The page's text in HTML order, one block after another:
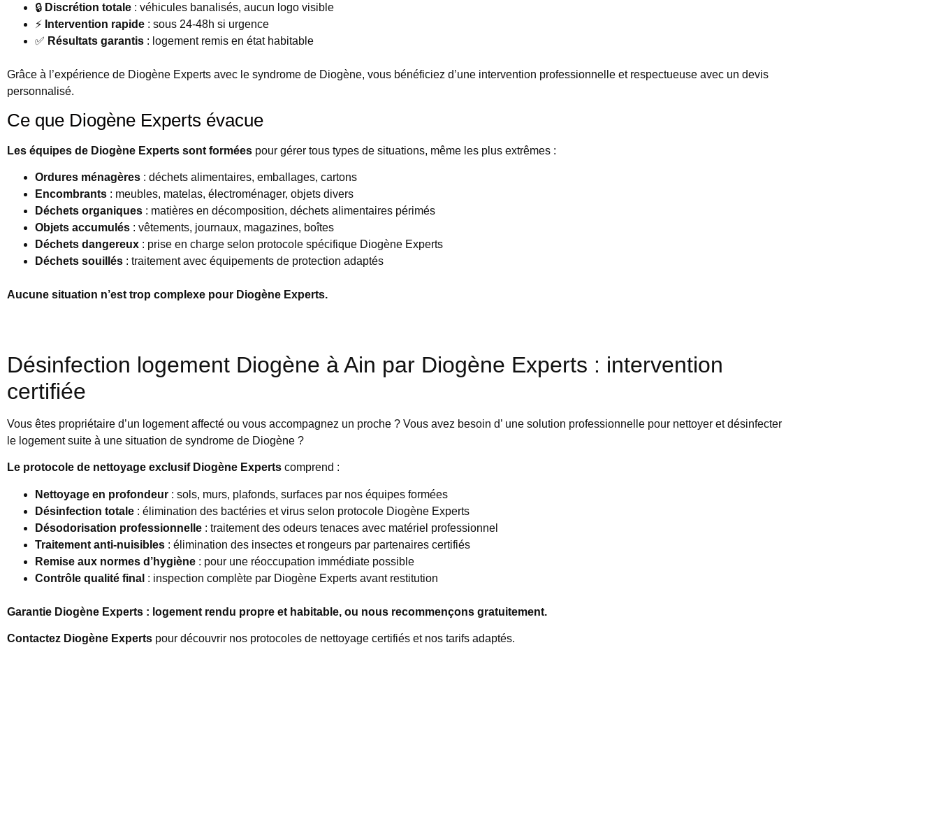
🔒 Discrétion totale : véhicules banalisés, aucun logo visible
⚡ Intervention rapide : sous 24-48h si urgence
✅ Résultats garantis : logement remis en état habitable
Grâce à l’expérience de Diogène Experts avec le syndrome de Diogène, vous bénéficiez d’une intervention professionnelle et respectueuse avec un devis
personnalisé.
Ce que Diogène Experts évacue
Les équipes de Diogène Experts sont formées pour gérer tous types de situations, même les plus extrêmes :
Ordures ménagères : déchets alimentaires, emballages, cartons
Encombrants : meubles, matelas, électroménager, objets divers
Déchets organiques : matières en décomposition, déchets alimentaires périmés
Objets accumulés : vêtements, journaux, magazines, boîtes
Déchets dangereux : prise en charge selon protocole spécifique Diogène Experts
Déchets souillés : traitement avec équipements de protection adaptés
Aucune situation n’est trop complexe pour Diogène Experts.
Désinfection logement Diogène à Ain par Diogène Experts : intervention
certifiée
Vous êtes propriétaire d’un logement affecté ou vous accompagnez un proche ? Vous avez besoin d’ une solution professionnelle pour nettoyer et désinfecter
le logement suite à une situation de syndrome de Diogène ?
Le protocole de nettoyage exclusif Diogène Experts comprend :
Nettoyage en profondeur : sols, murs, plafonds, surfaces par nos équipes formées
Désinfection totale : élimination des bactéries et virus selon protocole Diogène Experts
Désodorisation professionnelle : traitement des odeurs tenaces avec matériel professionnel
Traitement anti-nuisibles : élimination des insectes et rongeurs par partenaires certifiés
Remise aux normes d’hygiène : pour une réoccupation immédiate possible
Contrôle qualité final : inspection complète par Diogène Experts avant restitution
Garantie Diogène Experts : logement rendu propre et habitable, ou nous recommençons gratuitement.
Contactez Diogène Experts pour découvrir nos protocoles de nettoyage certifiés et nos tarifs adaptés.